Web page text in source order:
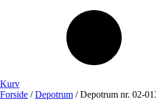
Kurv
Forside /Depotrum / Depotrum nr. 02-